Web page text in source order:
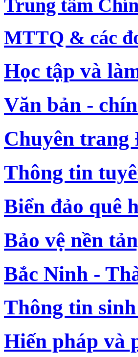
Trung tâm
MTTQ & các
Học tập và
Văn bản -
Chuyên trang
Thông tin
Biển đảo quê
Bảo vệ nền
Bắc Ninh -
Thông tin
Hiến pháp và